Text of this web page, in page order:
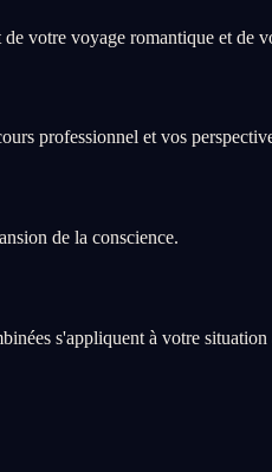
votre voyage romantique et de
professionnel et vos
de la conscience.
s'appliquent à votre situation